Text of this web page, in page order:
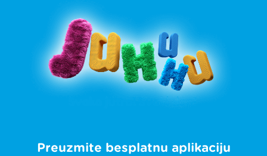
Preuzmite besplatnu aplikaciju